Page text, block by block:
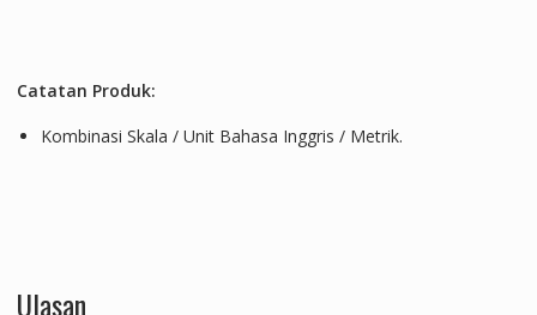
Catatan Produk:
Kombinasi Skala / Unit Bahasa Inggris / Metrik.
Ulasan